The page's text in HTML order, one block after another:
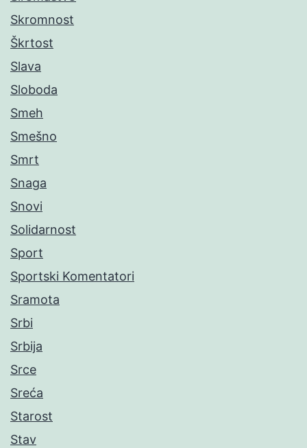
Skromnost
Škrtost
Slava
Sloboda
Smeh
Smešno
Smrt
Snaga
Snovi
Solidarnost
Sport
Sportski Komentatori
Sramota
Srbi
Srbija
Srce
Sreća
Starost
Stav